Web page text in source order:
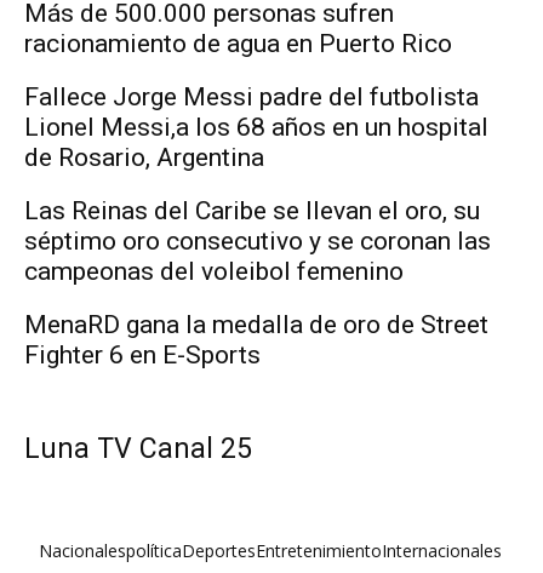
Más de 500.000 personas sufren
racionamiento de agua en Puerto Rico
Fallece Jorge Messi padre del futbolista
Lionel Messi,a los 68 años en un hospital
de Rosario, Argentina
Las Reinas del Caribe se llevan el oro, su
séptimo oro consecutivo y se coronan las
campeonas del voleibol femenino
MenaRD gana la medalla de oro de Street
Fighter 6 en E-Sports
Luna TV Canal 25
NacionalespolíticaDeportesEntretenimientoInternacionales